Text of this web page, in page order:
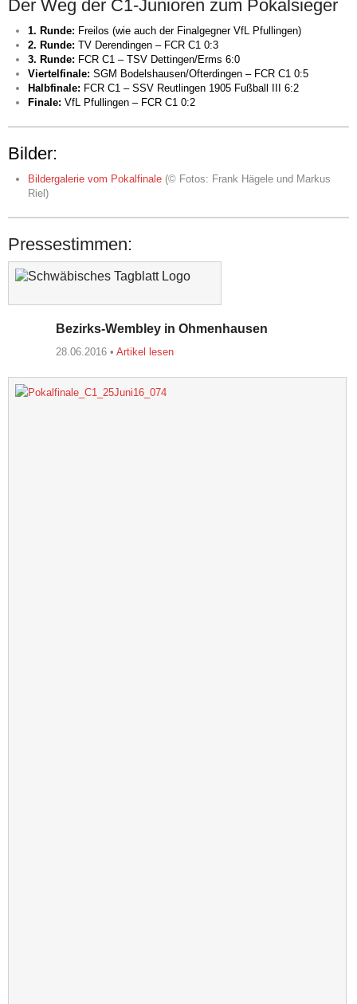
Der Weg der C1-Junioren zum Pokalsieger
1. Runde: Freilos (wie auch der Finalgegner VfL Pfullingen)
2. Runde: TV Derendingen – FCR C1 0:3
3. Runde: FCR C1 – TSV Dettingen/Erms 6:0
Viertelfinale: SGM Bodelshausen/Ofterdingen – FCR C1 0:5
Halbfinale: FCR C1 – SSV Reutlingen 1905 Fußball III 6:2
Finale: VfL Pfullingen – FCR C1 0:2
Bilder:
Bildergalerie vom Pokalfinale (© Fotos: Frank Hägele und Markus
Riel)
Pressestimmen:
Bezirks-Wembley in Ohmenhausen
28.06.2016 • Artikel lesen